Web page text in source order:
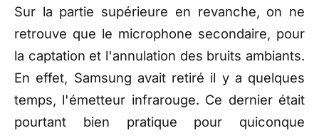
Sur la partie supérieure en revanche, on ne
retrouve que le microphone secondaire, pour
la captation et l'annulation des bruits ambiants.
En effet, Samsung avait retiré il y a quelques
temps, l'émetteur infrarouge. Ce dernier était
pourtant bien pratique pour quiconque